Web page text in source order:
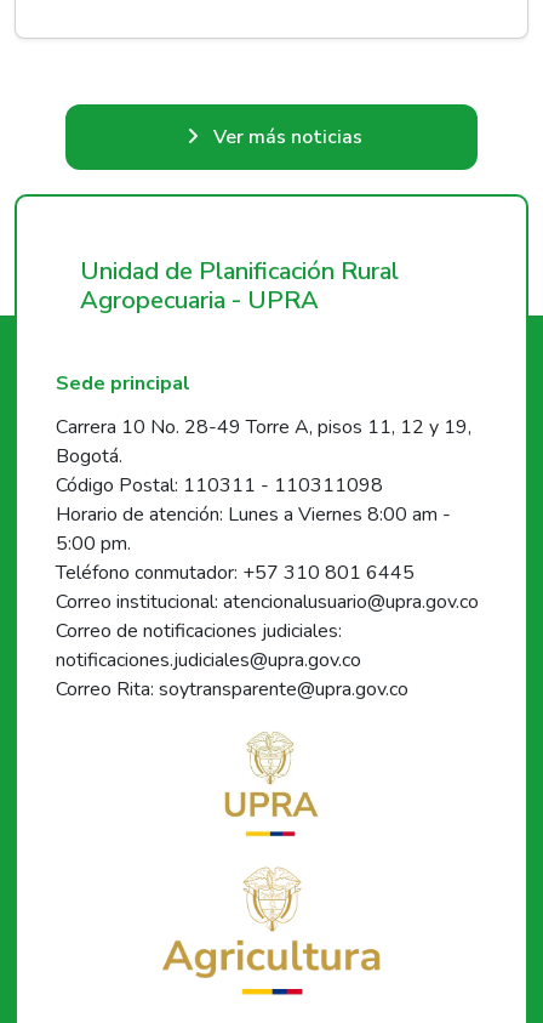
Ver más noticias
Unidad de Planificación Rural
Agropecuaria - UPRA
Sede principal
Carrera 10 No. 28-49 Torre A, pisos 11, 12 y 19,
Bogotá.
Código Postal: 110311 - 110311098
Horario de atención: Lunes a Viernes 8:00 am -
5:00 pm.
Teléfono conmutador: +57 310 801 6445
Correo institucional: atencionalusuario@upra.gov.co
Correo de notificaciones judiciales:
notificaciones.judiciales@upra.gov.co
Correo Rita: soytransparente@upra.gov.co